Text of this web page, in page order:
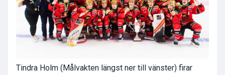
Tindra Holm (Målvakten längst ner till vänster) firar